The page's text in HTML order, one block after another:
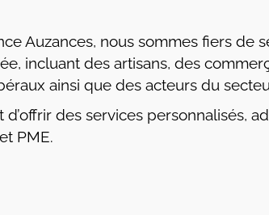
Auzances, nous sommes fiers de
incluant des artisans, des
ainsi que des acteurs du
d’offrir des services personnalisés,
PME.